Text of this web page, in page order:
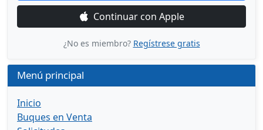
Continuar con Apple
¿No es miembro? Regístrese gratis
Menú principal
Inicio
Buques en Venta